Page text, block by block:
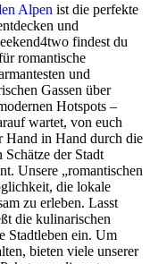
Alpen ist die perfekte
und
findest du
romantische
und
Gassen über
Hotspots –
wartet, von euch
Hand in Hand durch die
Schätze der Stadt
Unsere „romantischen
die lokale
zu erleben. Lasst
die kulinarischen
Stadtleben ein. Um
bieten viele unserer